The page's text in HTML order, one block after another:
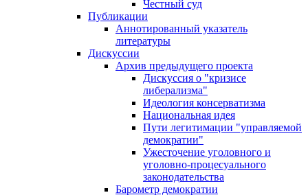
Честный суд
Публикации
Аннотированный указатель
литературы
Дискуссии
Архив предыдущего проекта
Дискуссия о "кризисе
либерализма"
Идеология консерватизма
Национальная идея
Пути легитимации "управляемой
демократии"
Ужесточение уголовного и
уголовно-процесуального
законодательства
Барометр демократии